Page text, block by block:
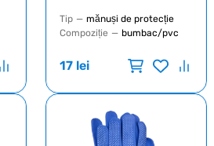
Tip — mănuși de protecție
Compoziție — bumbac/pvc
17 lei